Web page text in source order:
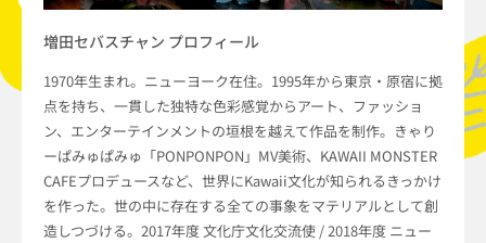
増田セバスチャン プロフィール
1970年生まれ。ニューヨーク在住。1995年から東京・原宿に拠
点を持ち、一貫した独特な色彩感覚からアート、ファッショ
ン、エンターテインメントの垣根を越えて作品を制作。きゃり
ーぱみゅぱみゅ「PONPONPON」MV美術、KAWAII MONSTER
CAFEプロデュースなど、世界にKawaii文化が知られるきっかけ
を作った。世の中に存在する全ての事象をマテリアルとして創
造しつづける。2017年度 文化庁文化交流使 / 2018年度 ニュー